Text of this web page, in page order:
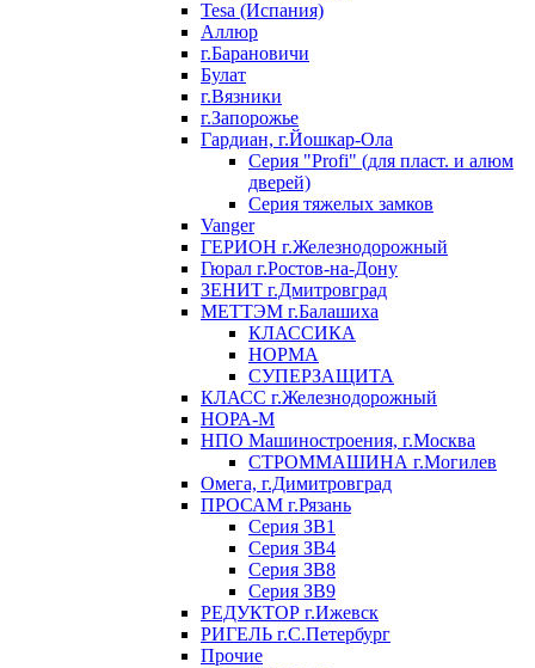
Tesa (Испания)
Аллюр
г.Барановичи
Булат
г.Вязники
г.Запорожье
Гардиан, г.Йошкар-Ола
Серия "Profi" (для пласт. и алюм
дверей)
Серия тяжелых замков
Vanger
ГЕРИОН г.Железнодорожный
Гюрал г.Ростов-на-Дону
ЗЕНИТ г.Дмитровград
МЕТТЭМ г.Балашиха
КЛАССИКА
НОРМА
СУПЕРЗАЩИТА
КЛАСС г.Железнодорожный
НОРА-М
НПО Машиностроения, г.Москва
СТРОММАШИНА г.Могилев
Омега, г.Димитровград
ПРОСАМ г.Рязань
Серия ЗВ1
Серия ЗВ4
Серия ЗВ8
Серия ЗВ9
РЕДУКТОР г.Ижевск
РИГЕЛЬ г.С.Петербург
Прочие